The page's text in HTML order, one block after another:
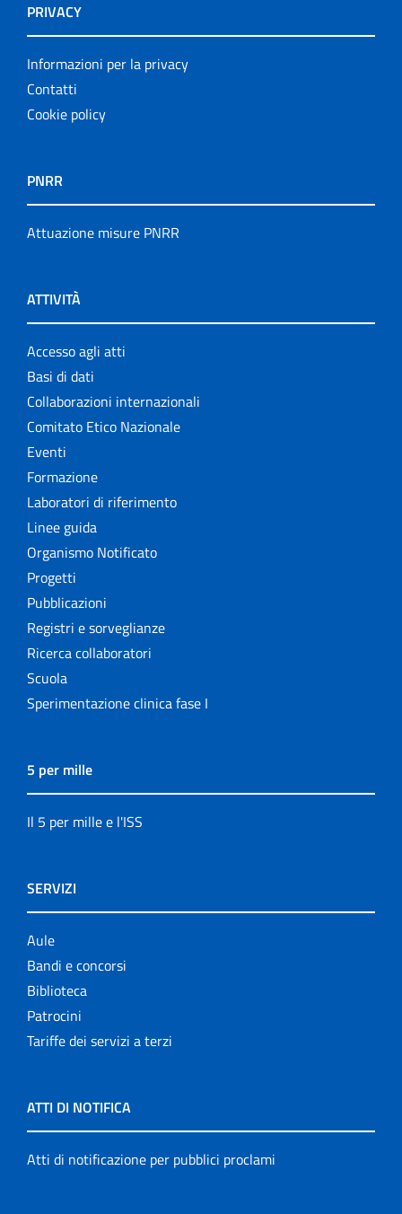
PRIVACY
Informazioni per la privacy
Contatti
Cookie policy
PNRR
Attuazione misure PNRR
ATTIVITÀ
Accesso agli atti
Basi di dati
Collaborazioni internazionali
Comitato Etico Nazionale
Eventi
Formazione
Laboratori di riferimento
Linee guida
Organismo Notificato
Progetti
Pubblicazioni
Registri e sorveglianze
Ricerca collaboratori
Scuola
Sperimentazione clinica fase I
5 per mille
Il 5 per mille e l'ISS
SERVIZI
Aule
Bandi e concorsi
Biblioteca
Patrocini
Tariffe dei servizi a terzi
ATTI DI NOTIFICA
Atti di notificazione per pubblici proclami